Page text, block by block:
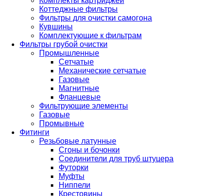
Коттеджные фильтры
Фильтры для очистки самогона
Кувшины
Комплектующие к фильтрам
Фильтры грубой очистки
Промышленные
Сетчатые
Механические сетчатые
Газовые
Магнитные
Фланцевые
Фильтрующие элементы
Газовые
Промывные
Фитинги
Резьбовые латунные
Сгоны и бочонки
Соединители для труб штуцера
Футорки
Муфты
Ниппели
Крестовины